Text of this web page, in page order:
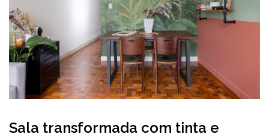
Sala transformada com tinta e